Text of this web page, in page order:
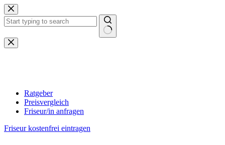
Zum
Inhalt
springen
Keine
Ergebnisse
Ratgeber
Preisvergleich
Friseur/in anfragen
Friseur kostenfrei eintragen